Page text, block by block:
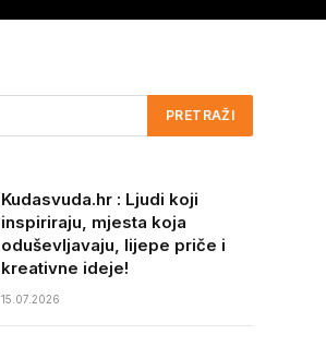
Kudasvuda.hr : Ljudi koji
inspiriraju, mjesta koja
oduševljavaju, lijepe priče i
kreativne ideje!
15.07.2026